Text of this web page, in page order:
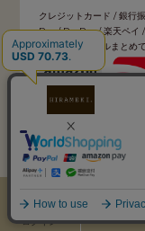
クレジットカード / 銀行
Pay / PayPay / 楽天ペイ
い・ワイモバイルまとめて
Delivery
ログイン